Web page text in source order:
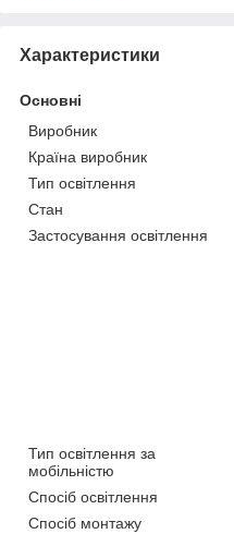
Характеристики
Основні
Виробник
Країна виробник
Тип освітлення
Стан
Застосування освітлення
Тип освітлення за
мобільністю
Спосіб освітлення
Спосіб монтажу